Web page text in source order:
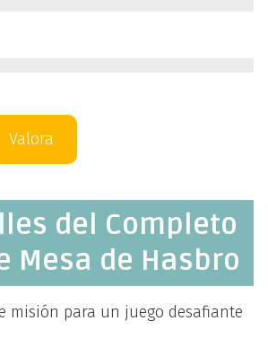
Valora
del Completo
Mesa de Hasbro
misión para un juego desafiante